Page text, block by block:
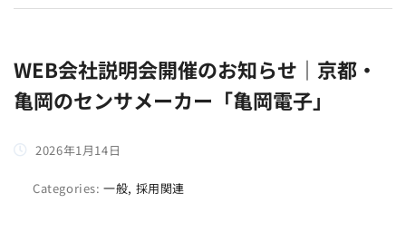
WEB会社説明会開催のお知らせ｜京都・
亀岡のセンサメーカー「亀岡電子」
2026年1月14日
Categories:一般, 採用関連